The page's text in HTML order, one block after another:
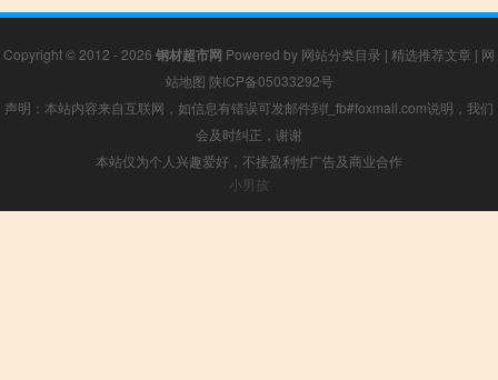
Copyright © 2012 - 2026 钢材超市网 Powered by 网站分类目录 | 精选推荐文章 | 网
站地图 陕ICP备05033292号
声明：本站内容来自互联网，如信息有错误可发邮件到f_fb#foxmail.com说明，我们
会及时纠正，谢谢
本站仅为个人兴趣爱好，不接盈利性广告及商业合作
小男孩